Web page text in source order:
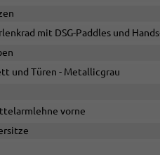
mit DSG-Paddles und
und Türen - Metallicgrau
vorne